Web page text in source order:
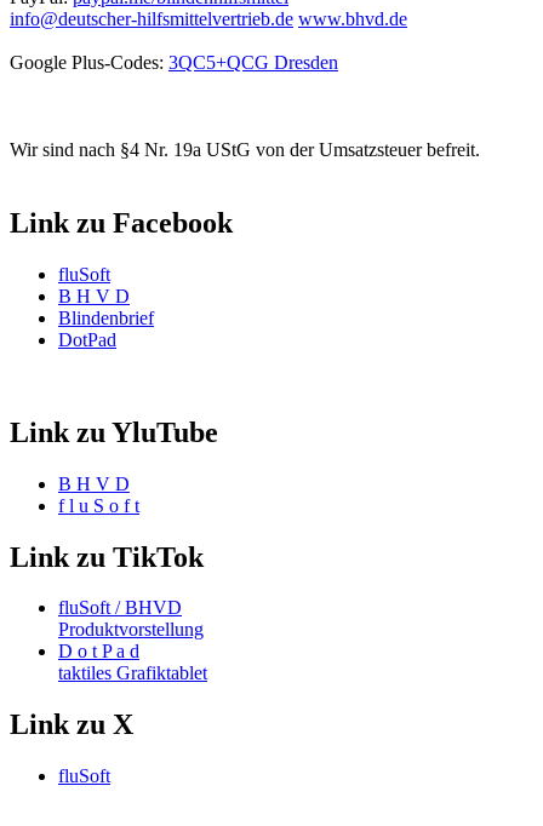
info@deutscher-hilfsmittelvertrieb.de www.bhvd.de
Google Plus-Codes: 3QC5+QCG Dresden
Wir sind nach §4 Nr. 19a UStG von der Umsatzsteuer befreit.
Link zu Facebook
fluSoft
B H V D
Blindenbrief
DotPad
Link zu YluTube
B H V D
f l u S o f t
Link zu TikTok
fluSoft / BHVD
Produktvorstellung
D o t P a d
taktiles Grafiktablet
Link zu X
fluSoft